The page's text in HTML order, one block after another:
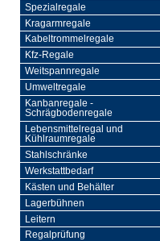
Spezialregale
Kragarmregale
Kabeltrommelregale
Kfz-Regale
Weitspannregale
Umweltregale
Kanbanregale -
Schrägbodenregale
Lebensmittelregal und
Kühlraumregale
Stahlschränke
Werkstattbedarf
Kästen und Behälter
Lagerbühnen
Leitern
Regalprüfung